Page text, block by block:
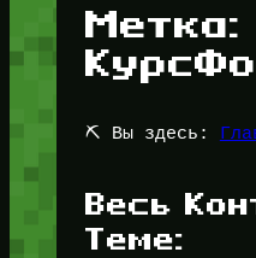
Метка:
⛏️ Вы здесь:
Весь
Теме: